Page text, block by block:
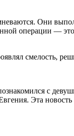
Они
операции —
смелость,
с
Эта